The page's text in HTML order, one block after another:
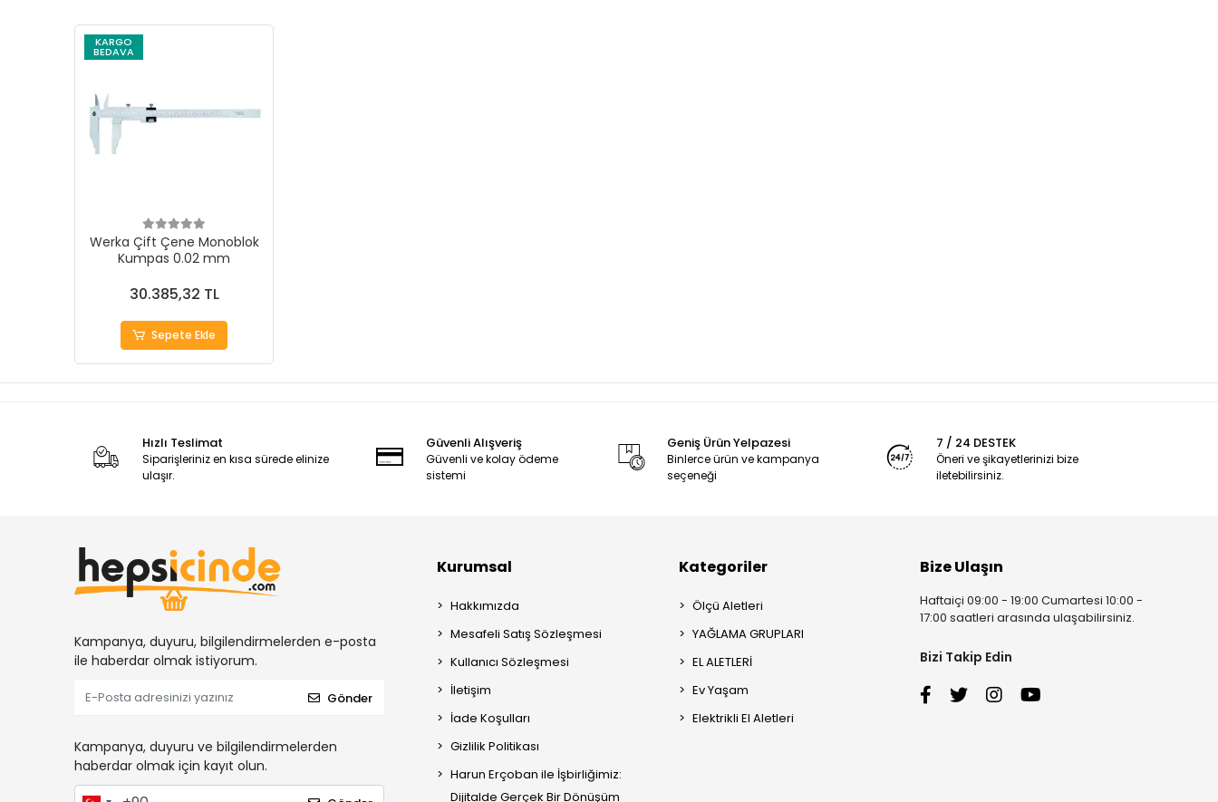
KARGO
BEDAVA
Werka Çift Çene Monoblok
Kumpas 0.02 mm
30.385,32 TL
Sepete Ekle
Hızlı Teslimat
Siparişleriniz en kısa sürede elinize
ulaşır.
Güvenli Alışveriş
Güvenli ve kolay ödeme
sistemi
Geniş Ürün Yelpazesi
Binlerce ürün ve kampanya
seçeneği
7 / 24 DESTEK
Öneri ve şikayetlerinizi bize
iletebilirsiniz.
Kampanya, duyuru, bilgilendirmelerden e-posta
ile haberdar olmak istiyorum.
Gönder
Kampanya, duyuru ve bilgilendirmelerden
haberdar olmak için kayıt olun.
Kurumsal
Hakkımızda
Mesafeli Satış Sözleşmesi
Kullanıcı Sözleşmesi
İletişim
İade Koşulları
Gizlilik Politikası
Harun Erçoban ile İşbirliğimiz:
Dijitalde Gerçek Bir Dönüşüm
Kategoriler
Ölçü Aletleri
YAĞLAMA GRUPLARI
EL ALETLERİ
Ev Yaşam
Elektrikli El Aletleri
Bize Ulaşın
Haftaiçi 09:00 - 19:00 Cumartesi 10:00 -
17:00 saatleri arasında ulaşabilirsiniz.
Bizi Takip Edin